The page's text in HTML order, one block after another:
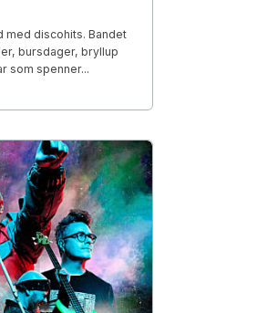
med discohits. Bandet
bursdager, bryllup
som spenner...